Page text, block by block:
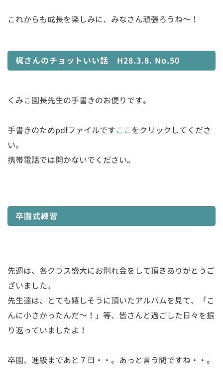
これからも成長を楽しみに、みなさん頑張ろうね～！
梶さんのチョットいい話 H28.3.8. No.50
くみこ園長先生の手書きのお便りです。
手書きのためpdfファイルですここをクリックしてくださ
い。
携帯電話では開かないでください。
卒園式練習
先週は、各クラス盛大にお別れ会をして頂きありがとうご
ざいました。
先生達は、とても嬉しそうに頂いたアルバムを見て、「こ
んに小さかったんだ～！」等、皆さんと過ごした日々を振
り返っていましたよ！
卒園、進級まであと７日・・。あっと言う間ですね・・。